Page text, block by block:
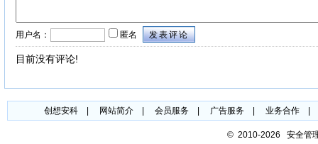
用户名： 匿名
目前没有评论!
创想安科| 网站简介| 会员服务| 广告服务| 业务合作|
© 2010-2026 安全